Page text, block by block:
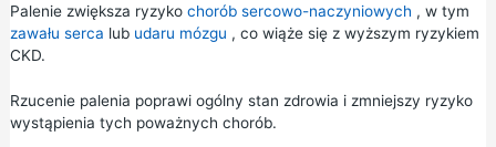
Palenie zwiększa ryzyko chorób sercowo-naczyniowych , w tym
zawału serca lub udaru mózgu , co wiąże się z wyższym ryzykiem
CKD.
Rzucenie palenia poprawi ogólny stan zdrowia i zmniejszy ryzyko
wystąpienia tych poważnych chorób.